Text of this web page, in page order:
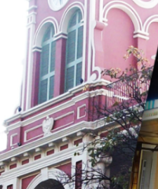
contenido